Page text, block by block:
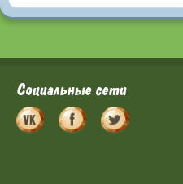
Социальные сети